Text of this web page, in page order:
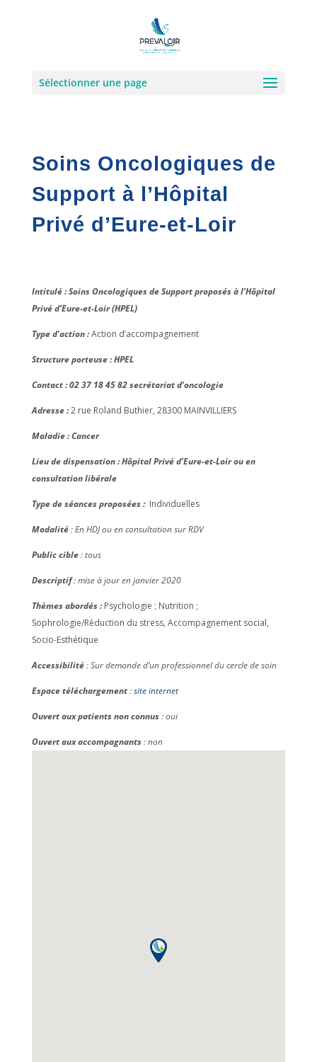
Sélectionner une page
Soins Oncologiques de
Support à l’Hôpital
Privé d’Eure-et-Loir
Intitulé : Soins Oncologiques de Support proposés à l’Hôpital
Privé d’Eure-et-Loir (HPEL)
Type d’action :Action d’accompagnement
Structure porteuse : HPEL
Contact : 02 37 18 45 82 secrétariat d’oncologie
Adresse :2 rue Roland Buthier, 28300 MAINVILLIERS
Maladie : Cancer
Lieu de dispensation : Hôpital Privé d’Eure-et-Loir ou en
consultation libérale
Type de séances proposées : Individuelles
Modalité: En HDJ ou en consultation sur RDV
Public cible: tous
Descriptif: mise à jour en janvier 2020
Thèmes abordés :Psychologie ; Nutrition ;
Sophrologie/Réduction du stress, Accompagnement social,
Socio-Esthétique
Accessibilité: Sur demande d’un professionnel du cercle de soin
Espace téléchargement:site internet
Ouvert aux patients non connus: oui
Ouvert aux accompagnants: non